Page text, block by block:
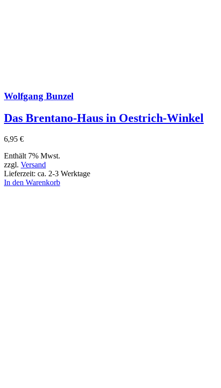
Wolfgang Bunzel
Das Brentano-Haus in Oestrich-Winkel
6,95 €
Enthält 7% Mwst.
zzgl. Versand
Lieferzeit: ca. 2-3 Werktage
In den Warenkorb